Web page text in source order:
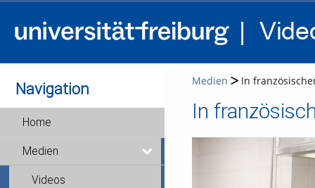
Navigation
Home
Medien
Videos
Medien In
In